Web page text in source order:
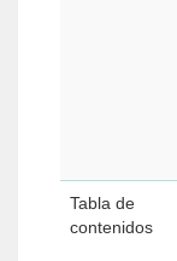
Tabla de
contenidos